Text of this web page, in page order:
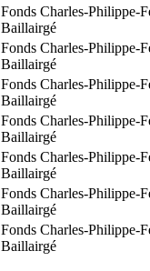
Fonds Charles-Philippe-
Baillairgé
Fonds Charles-Philippe-
Baillairgé
Fonds Charles-Philippe-
Baillairgé
Fonds Charles-Philippe-
Baillairgé
Fonds Charles-Philippe-
Baillairgé
Fonds Charles-Philippe-
Baillairgé
Fonds Charles-Philippe-
Baillairgé